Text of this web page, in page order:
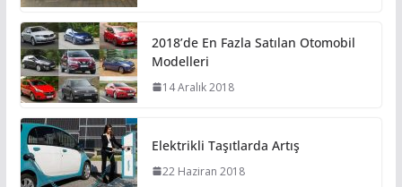
2018’de En Fazla Satılan Otomobil
Modelleri
14 Aralık 2018
Elektrikli Taşıtlarda Artış
22 Haziran 2018